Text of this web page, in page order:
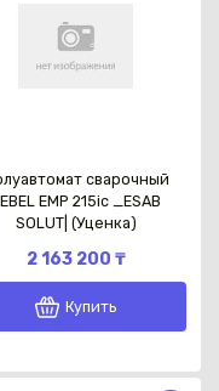
сварочный
EMP 215ic _ESAB
SOLUT| (Уценка)
2 163 200 ₸
Купить